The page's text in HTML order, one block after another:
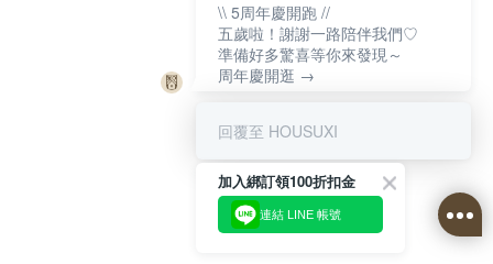
\\ 5周年慶開跑 //
五歲啦！謝謝一路陪伴我們♡
準備好多驚喜等你來發現～
周年慶開逛 →
回覆至 HOUSUXI
加入綁訂領100折扣金
連結 LINE 帳號